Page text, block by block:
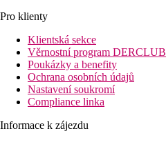
Pro klienty
Klientská sekce
Věrnostní program DERCLUB
Poukázky a benefity
Ochrana osobních údajů
Nastavení soukromí
Compliance linka
Informace k zájezdu